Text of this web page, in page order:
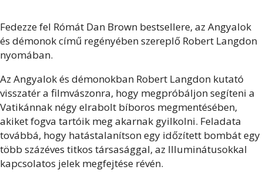
Fedezze fel Rómát Dan Brown bestsellere, az Angyalok
és démonok című regényében szereplő Robert Langdon
nyomában.
Az Angyalok és démonokban Robert Langdon kutató
visszatér a filmvászonra, hogy megpróbáljon segíteni a
Vatikánnak négy elrabolt bíboros megmentésében,
akiket fogva tartóik meg akarnak gyilkolni. Feladata
továbbá, hogy hatástalanítson egy időzített bombát egy
több százéves titkos társasággal, az Illuminátusokkal
kapcsolatos jelek megfejtése révén.